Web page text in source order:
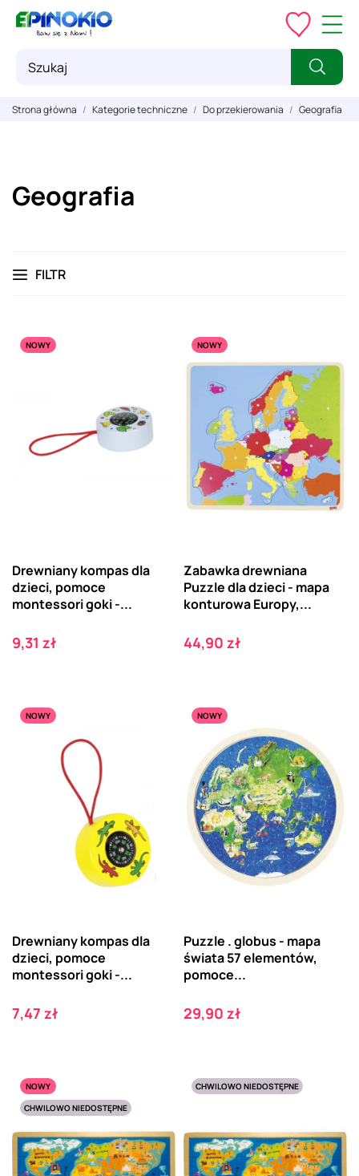
Strona główna Kategorie techniczne Do przekierowania Geografia
Geografia
FILTR
NOWY
Drewniany kompas dla
dzieci, pomoce
montessori goki -...
Cena
9,31 zł
NOWY
Zabawka drewniana
Puzzle dla dzieci - mapa
konturowa Europy,...
Cena
44,90 zł
NOWY
Drewniany kompas dla
dzieci, pomoce
montessori goki -...
Cena
7,47 zł
NOWY
Puzzle . globus - mapa
świata 57 elementów,
pomoce...
Cena
29,90 zł
NOWY
CHWILOWO NIEDOSTĘPNE
CHWILOWO NIEDOSTĘPNE